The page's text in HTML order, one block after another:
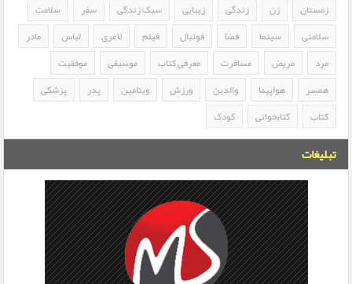
زمستان
زن زندگی زیبایی سبک زندگی سفر
سلامت
سلامتی
سینما فضا فوتبال فیلم لاغری لباس
مادر
مرد
مریض مسافرت معرفی کتاب موسیقی
موفقیت
همسر
هواپیما والدین ورزش ویتامین پدر
پزشکی
کتاب
کتابخوانی کودک
تبلیغات